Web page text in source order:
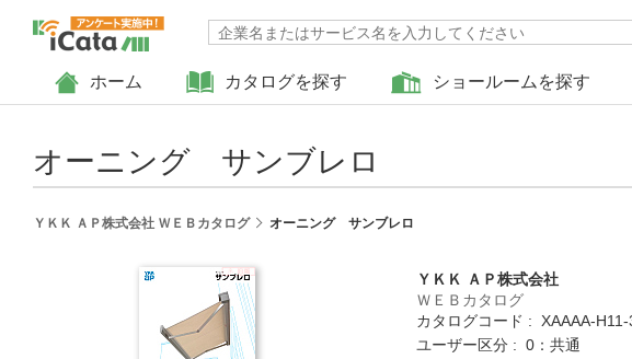
ホーム カタログを探す ショールームを探す
オーニング サンブレロ
ＹＫＫ ＡＰ株式会社 ＷＥＢカタログ オーニング サンブレロ
ＹＫＫ ＡＰ株式会社
ＷＥＢカタログ
カタログコード : XAAAA-H11-
ユーザー区分 : 0：共通